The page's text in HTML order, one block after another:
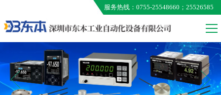
MEG
ONO AUMO
KUNIMORI
EXTION
服务热线：0755-25548660；25526585